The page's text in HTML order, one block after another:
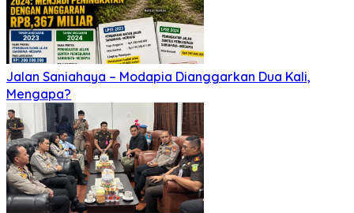
Jalan Saniahaya – Modapia Dianggarkan Dua Kali,
Mengapa?